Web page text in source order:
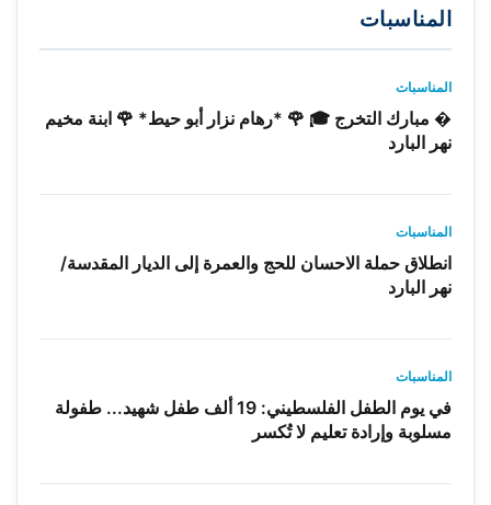
المناسبات
المناسبات
� مبارك التخرج 🎓 🌹 *رهام نزار أبو حيط* 🌹 ابنة مخيم
نهر البارد
المناسبات
انطلاق حملة الاحسان للحج والعمرة إلى الديار المقدسة/
نهر البارد
المناسبات
في يوم الطفل الفلسطيني: 19 ألف طفل شهيد... طفولة
مسلوبة وإرادة تعليم لا تُكسر